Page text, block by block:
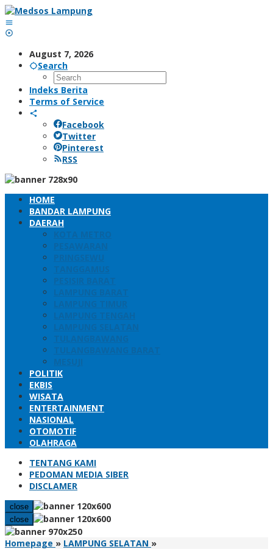
Skip
to
content
August 7, 2026
Search
Indeks Berita
Terms of Service
Facebook
Twitter
Pinterest
RSS
HOME
BANDAR LAMPUNG
DAERAH
KOTA METRO
PESAWARAN
PRINGSEWU
TANGGAMUS
PESISIR BARAT
LAMPUNG BARAT
LAMPUNG TIMUR
LAMPUNG TENGAH
LAMPUNG SELATAN
TULANGBAWANG
TULANGBAWANG BARAT
MESUJI
POLITIK
EKBIS
WISATA
ENTERTAINMENT
NASIONAL
OTOMOTIF
OLAHRAGA
TENTANG KAMI
PEDOMAN MEDIA SIBER
DISCLAMER
close
close
Homepage » LAMPUNG SELATAN »Pemprov